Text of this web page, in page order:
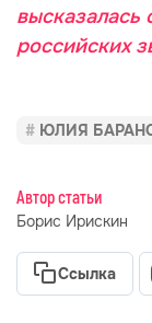
высказалась
российских
ЮЛИЯ
Автор статьи
Борис Ирискин
Ссылка